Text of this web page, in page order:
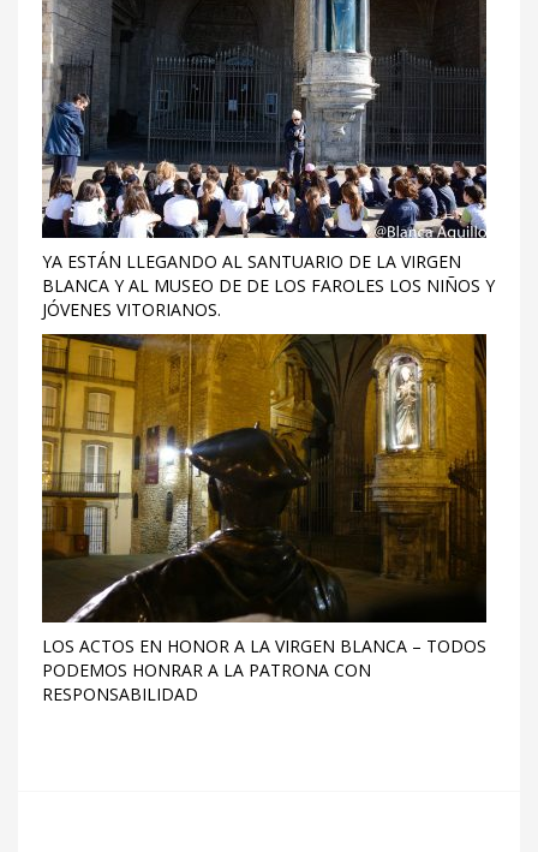
YA ESTÁN LLEGANDO AL SANTUARIO DE LA VIRGEN
BLANCA Y AL MUSEO DE DE LOS FAROLES LOS NIÑOS Y
JÓVENES VITORIANOS.
LOS ACTOS EN HONOR A LA VIRGEN BLANCA – TODOS
PODEMOS HONRAR A LA PATRONA CON
RESPONSABILIDAD